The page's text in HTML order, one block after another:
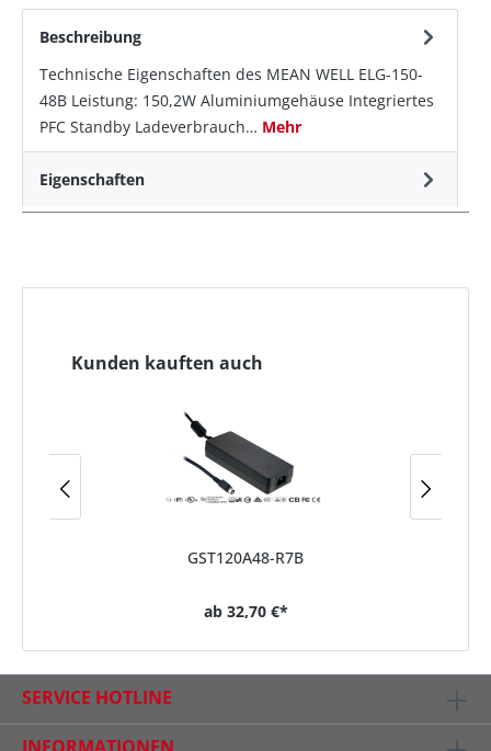
Beschreibung
Technische Eigenschaften des MEAN WELL ELG-150-
48B Leistung: 150,2W Aluminiumgehäuse Integriertes
PFC Standby Ladeverbrauch… Mehr
Eigenschaften
Kunden kauften auch
GST120A48-R7B
ab 32,70 €*
SERVICE HOTLINE
INFORMATIONEN